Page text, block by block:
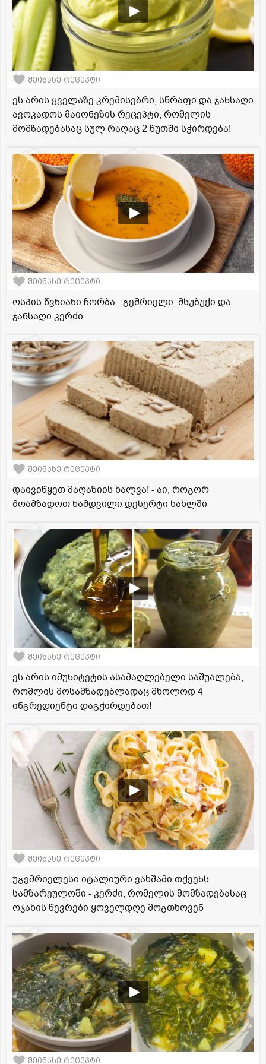
შეინახე რეცეპტი
ეს არის ყველაზე კრემისებრი, სწრაფი და ჯანსაღი
ავოკადოს მაიონეზის რეცეპტი, რომელის
მომზადებასაც სულ რაღაც 2 წუთში სჭირდება!
შეინახე რეცეპტი
ოსპის წვნიანი ჩორბა - გემრიელი, მსუბუქი და
ჯანსაღი კერძი
შეინახე რეცეპტი
დაივიწყეთ მაღაზიის ხალვა! - აი, როგორ
მოამზადოთ ნამდვილი დესერტი სახლში
შეინახე რეცეპტი
ეს არის იმუნიტეტის ასამაღლებელი საშუალება,
რომლის მოსამზადებლადაც მხოლოდ 4
ინგრედიენტი დაგჭირდებათ!
შეინახე რეცეპტი
უგემრიელესი იტალიური ვახშამი თქვენს
სამზარეულოში - კერძი, რომელის მომზადებასაც
ოჯახის წევრები ყოველდღე მოგთხოვენ
შეინახე რეცეპტი